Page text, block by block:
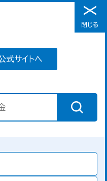
メニュー
式サイトへ
閉じる